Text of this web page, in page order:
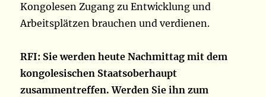
Kongolesen Zugang zu Entwicklung und
Arbeitsplätzen brauchen und verdienen.
RFI: Sie werden heute Nachmittag mit dem
kongolesischen Staatsoberhaupt
zusammentreffen. Werden Sie ihn zum